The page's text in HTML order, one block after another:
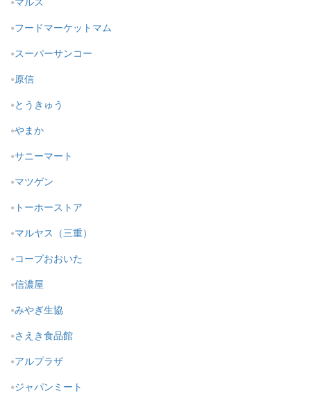
フードマーケットマム
スーパーサンコー
原信
とうきゅう
やまか
サニーマート
マツゲン
トーホーストア
マルヤス（三重）
コープおおいた
信濃屋
みやぎ生協
さえき食品館
アルプラザ
ジャパンミート